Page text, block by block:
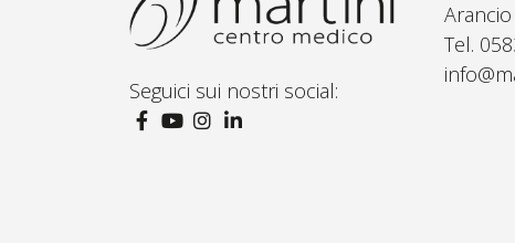
Seguici sui nostri social:
Arancio
Tel.